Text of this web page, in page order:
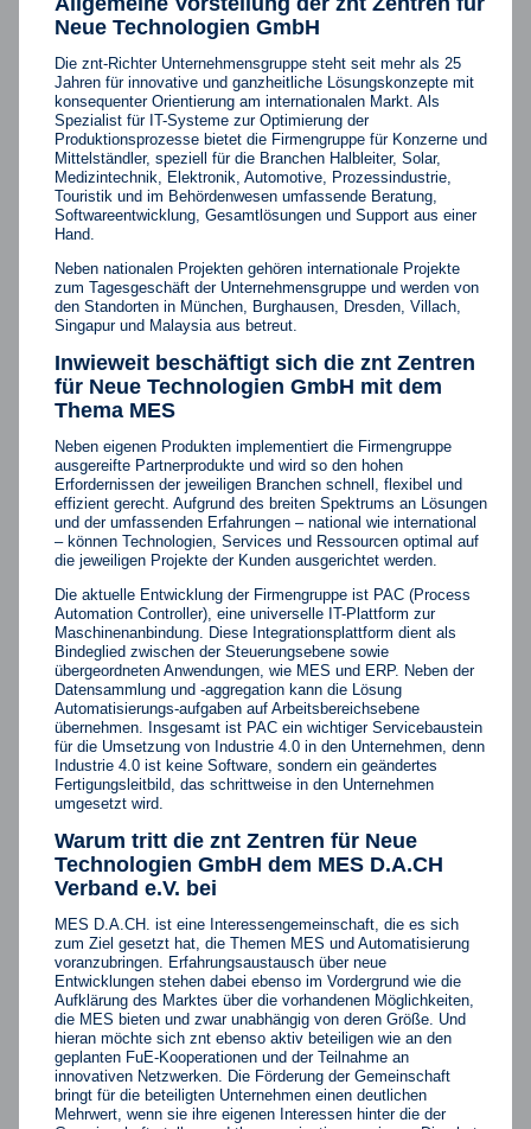
Neue Technologien GmbH
Die znt-Richter Unternehmensgruppe steht seit mehr als 25
Jahren für innovative und ganzheitliche Lösungskonzepte mit
konsequenter Orientierung am internationalen Markt. Als
Spezialist für IT-Systeme zur Optimierung der
Produktionsprozesse bietet die Firmengruppe für Konzerne und
Mittelständler, speziell für die Branchen Halbleiter, Solar,
Medizintechnik, Elektronik, Automotive, Prozessindustrie,
Touristik und im Behördenwesen umfassende Beratung,
Softwareentwicklung, Gesamtlösungen und Support aus einer
Hand.
Neben nationalen Projekten gehören internationale Projekte
zum Tagesgeschäft der Unternehmensgruppe und werden von
den Standorten in München, Burghausen, Dresden, Villach,
Singapur und Malaysia aus betreut.
Inwieweit beschäftigt sich die znt Zentren
für Neue Technologien GmbH mit dem
Thema MES
Neben eigenen Produkten implementiert die Firmengruppe
ausgereifte Partnerprodukte und wird so den hohen
Erfordernissen der jeweiligen Branchen schnell, flexibel und
effizient gerecht. Aufgrund des breiten Spektrums an Lösungen
und der umfassenden Erfahrungen – national wie international
– können Technologien, Services und Ressourcen optimal auf
die jeweiligen Projekte der Kunden ausgerichtet werden.
Die aktuelle Entwicklung der Firmengruppe ist PAC (Process
Automation Controller), eine universelle IT-Plattform zur
Maschinenanbindung. Diese Integrationsplattform dient als
Bindeglied zwischen der Steuerungsebene sowie
übergeordneten Anwendungen, wie MES und ERP. Neben der
Datensammlung und -aggregation kann die Lösung
Automatisierungs-aufgaben auf Arbeitsbereichsebene
übernehmen. Insgesamt ist PAC ein wichtiger Servicebaustein
für die Umsetzung von Industrie 4.0 in den Unternehmen, denn
Industrie 4.0 ist keine Software, sondern ein geändertes
Fertigungsleitbild, das schrittweise in den Unternehmen
umgesetzt wird.
Warum tritt die znt Zentren für Neue
Technologien GmbH dem MES D.A.CH
Verband e.V. bei
MES D.A.CH. ist eine Interessengemeinschaft, die es sich
zum Ziel gesetzt hat, die Themen MES und Automatisierung
voranzubringen. Erfahrungsaustausch über neue
Entwicklungen stehen dabei ebenso im Vordergrund wie die
Aufklärung des Marktes über die vorhandenen Möglichkeiten,
die MES bieten und zwar unabhängig von deren Größe. Und
hieran möchte sich znt ebenso aktiv beteiligen wie an den
geplanten FuE-Kooperationen und der Teilnahme an
innovativen Netzwerken. Die Förderung der Gemeinschaft
bringt für die beteiligten Unternehmen einen deutlichen
Mehrwert, wenn sie ihre eigenen Interessen hinter die der